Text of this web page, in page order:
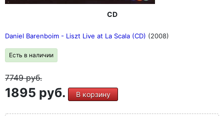
CD
Daniel Barenboim - Liszt Live at La Scala (CD) (2008)
Есть в наличии
7749руб.
1895 руб. В корзину